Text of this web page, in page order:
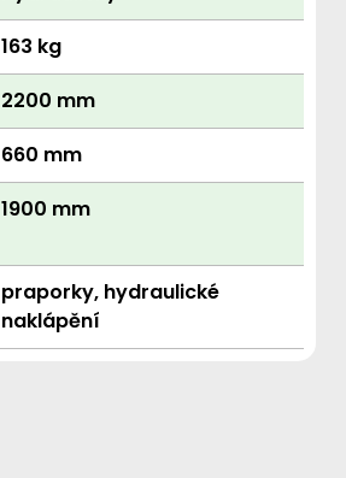
163 kg
2200 mm
660 mm
1900 mm
praporky, hydraulické
naklápění